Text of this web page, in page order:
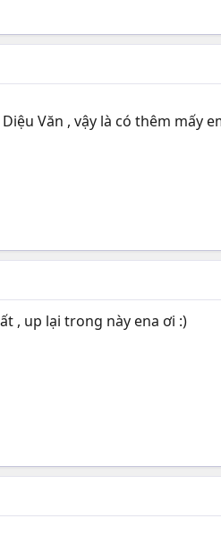
Văn , vậy là có thêm mấy
, up lại trong này ena ơi :)